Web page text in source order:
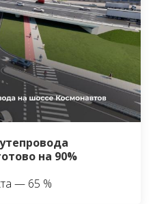
на 90%
— 65 %